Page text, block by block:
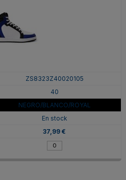
ZS8323Z40020105
40
NEGRO/BLANCO/ROYAL
En stock
37,99 €